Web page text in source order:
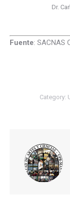
Dr.
Fuente: SACNAS
Category: